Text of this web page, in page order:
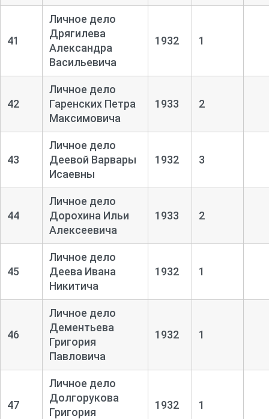
41
Личное дело
Дрягилева
Александра
Васильевича
1932 1
42
Личное дело
Гаренских Петра
Максимовича
1933 2
43
Личное дело
Деевой Варвары
Исаевны
1932 3
44
Личное дело
Дорохина Ильи
Алексеевича
1933 2
45
Личное дело
Деева Ивана
Никитича
1932 1
46
Личное дело
Дементьева
Григория
Павловича
1932 1
47
Личное дело
Долгорукова
Григория
1932 1